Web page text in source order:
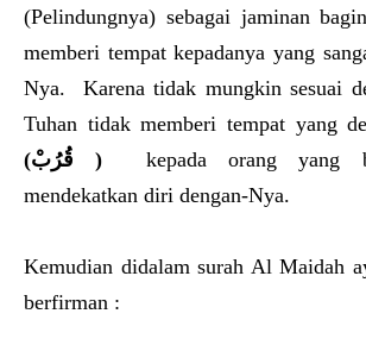
(Pelindungnya) sebagai jaminan
memberi tempat kepadanya yang
Nya. Karena tidak mungkin sesuai
Tuhan tidak memberi tempat yang
(قُرُبْ ) kepada orang yang
mendekatkan diri dengan-Nya.
Kemudian didalam surah Al Maidah
berfirman :